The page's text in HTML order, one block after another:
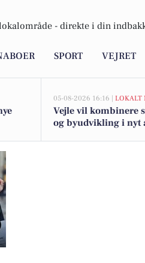
- direkte i din
SPORT VEJRET
05-08-2026 16:16 | LOKALT
Vejle vil kombinere
og byudvikling i nyt